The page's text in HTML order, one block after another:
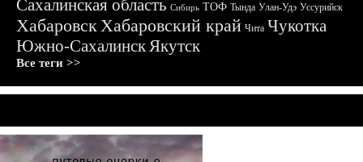
Сахалинская область Сибирь ТОФ Тында Улан-Удэ Уссурийск
ХабаровскХабаровский край Чита Чукотка
Южно-СахалинскЯкутск
Все теги >>